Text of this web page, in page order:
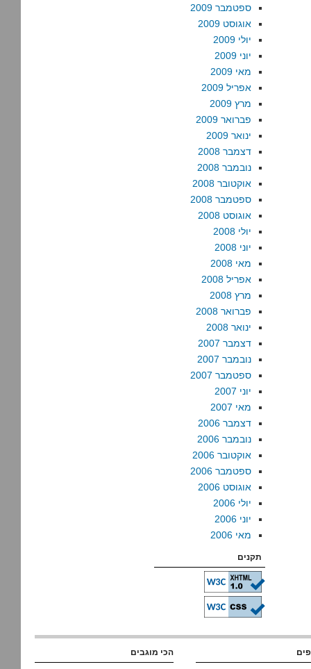
ספטמבר 2009
אוגוסט 2009
יולי 2009
יוני 2009
מאי 2009
אפריל 2009
מרץ 2009
פברואר 2009
ינואר 2009
דצמבר 2008
נובמבר 2008
אוקטובר 2008
ספטמבר 2008
אוגוסט 2008
יולי 2008
יוני 2008
מאי 2008
אפריל 2008
מרץ 2008
פברואר 2008
ינואר 2008
דצמבר 2007
נובמבר 2007
ספטמבר 2007
יוני 2007
מאי 2007
דצמבר 2006
נובמבר 2006
אוקטובר 2006
ספטמבר 2006
אוגוסט 2006
יולי 2006
יוני 2006
מאי 2006
תקנים
הכי מוגבים